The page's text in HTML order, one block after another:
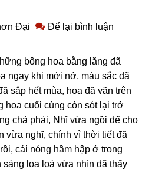
Đại Để lại bình luận
bông hoa bằng lăng đã
ngay khi mới nở, màu sắc đã
sắp hết mùa, hoa đã vãn trên
hoa cuối cùng còn sót lại trở
chả phải, Nhĩ vừa ngồi để cho
vừa nghĩ, chính vì thời tiết đã
cái nóng hầm hập ở trong
loa loá vừa nhìn đã thấy